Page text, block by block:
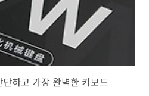
하고 가장 완벽한 키보드